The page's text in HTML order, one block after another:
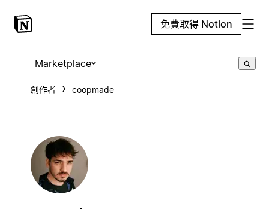
免費取得 Notion
Marketplace
創作者 coopmade